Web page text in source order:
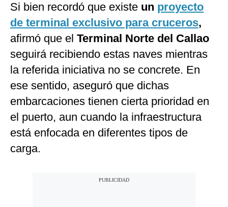
Si bien recordó que existe un proyecto
de terminal exclusivo para cruceros,
afirmó que el Terminal Norte del Callao
seguirá recibiendo estas naves mientras
la referida iniciativa no se concrete. En
ese sentido, aseguró que dichas
embarcaciones tienen cierta prioridad en
el puerto, aun cuando la infraestructura
está enfocada en diferentes tipos de
carga.